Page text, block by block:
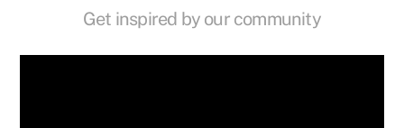
Get inspired by our community